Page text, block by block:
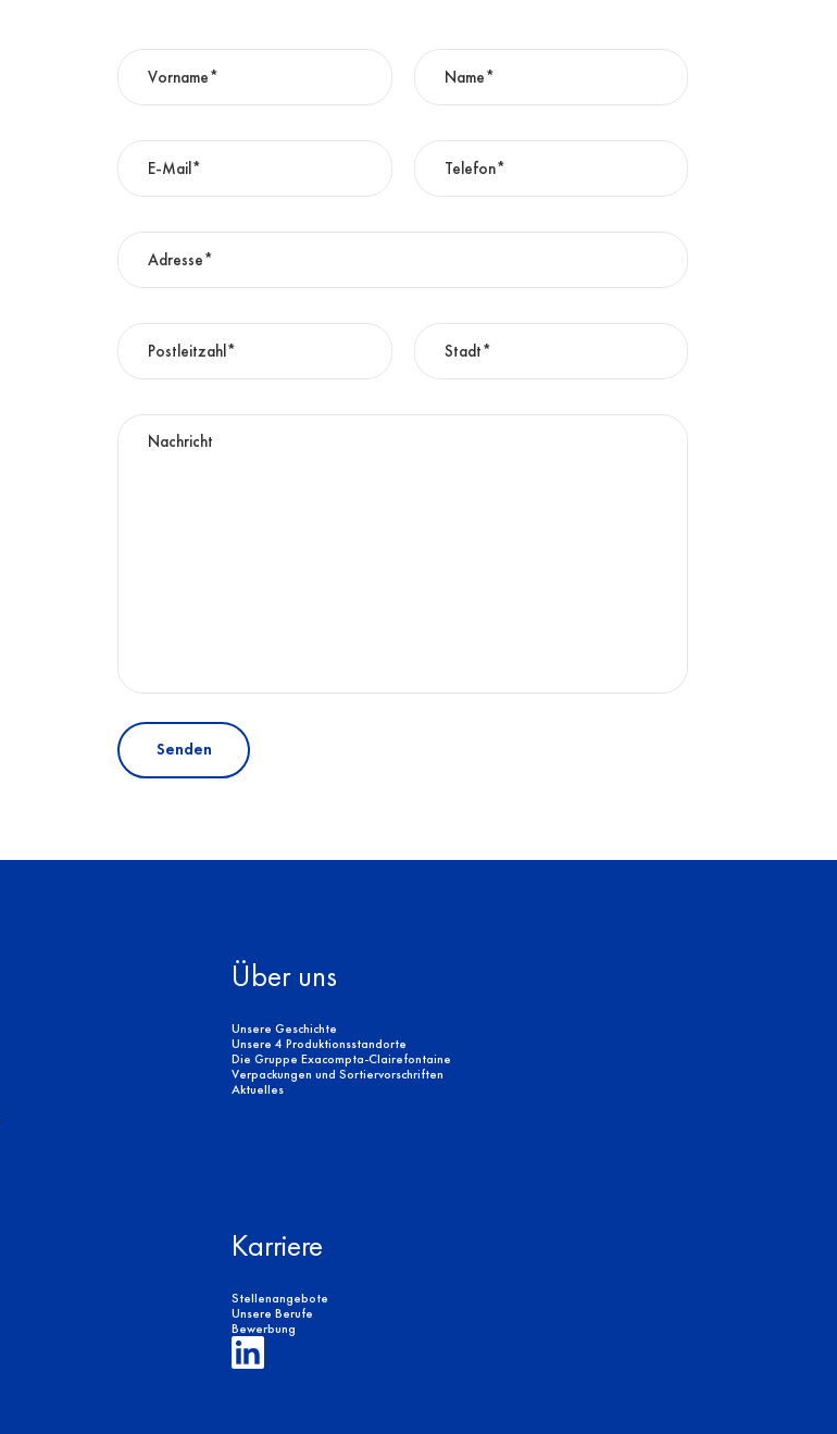
Senden
Über uns
Unsere Geschichte
Unsere 4 Produktionsstandorte
Die Gruppe Exacompta-Clairefontaine
Verpackungen und Sortiervorschriften
Aktuelles
Karriere
Stellenangebote
Unsere Berufe
Bewerbung